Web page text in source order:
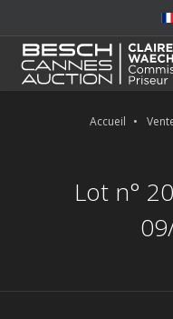
Accueil
Lot n°